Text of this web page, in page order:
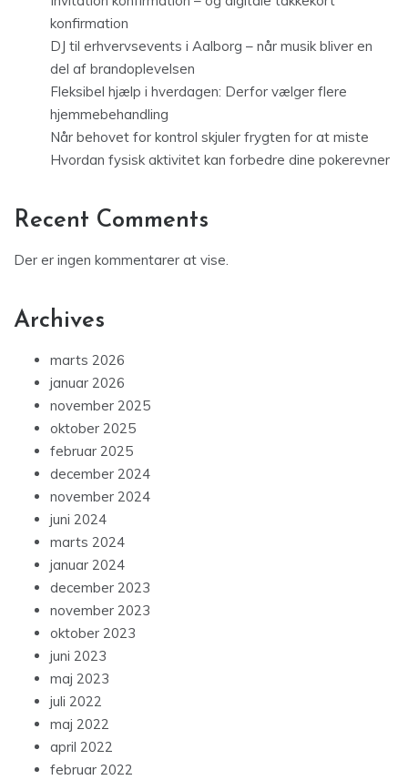
konfirmation
DJ til erhvervsevents i Aalborg – når musik bliver en
del af brandoplevelsen
Fleksibel hjælp i hverdagen: Derfor vælger flere
hjemmebehandling
Når behovet for kontrol skjuler frygten for at miste
Hvordan fysisk aktivitet kan forbedre dine pokerevner
Recent Comments
Der er ingen kommentarer at vise.
Archives
marts 2026
januar 2026
november 2025
oktober 2025
februar 2025
december 2024
november 2024
juni 2024
marts 2024
januar 2024
december 2023
november 2023
oktober 2023
juni 2023
maj 2023
juli 2022
maj 2022
april 2022
februar 2022